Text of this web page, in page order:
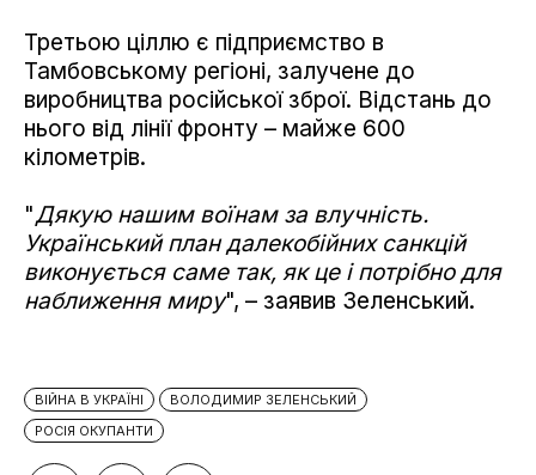
Третьою ціллю є підприємство в
Тамбовському регіоні, залучене до
виробництва російської зброї. Відстань до
нього від лінії фронту – майже 600
кілометрів.
"Дякую нашим воїнам за влучність.
Український план далекобійних санкцій
виконується саме так, як це і потрібно для
наближення миру", – заявив Зеленський.
ВІЙНА В УКРАЇНІ
ВОЛОДИМИР ЗЕЛЕНСЬКИЙ
РОСІЯ ОКУПАНТИ